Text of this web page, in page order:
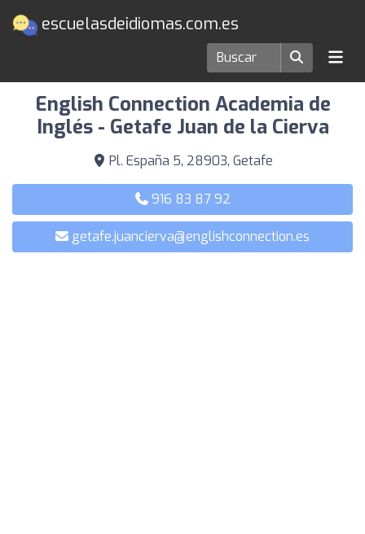
escuelasdeidiomas.com.es
Escuelas de idiomas en Getafe
English Connection Academia de
Inglés - Getafe Juan de la Cierva
Pl. España 5, 28903, Getafe
916 83 87 92
getafe.juancierva@englishconnection.es